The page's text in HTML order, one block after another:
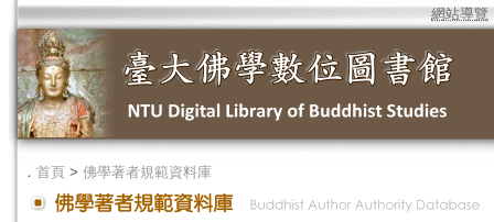
網站導覽
． 首頁 > 佛學著者規範資料庫